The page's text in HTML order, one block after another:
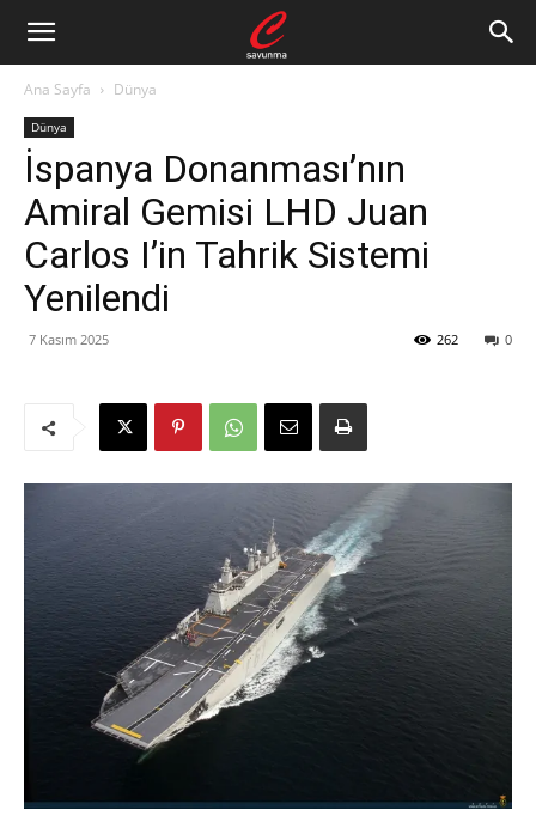
Ana Sayfa Dünya
Dünya
İspanya Donanması’nın
Amiral Gemisi LHD Juan
Carlos I’in Tahrik Sistemi
Yenilendi
7 Kasım 2025 0
262